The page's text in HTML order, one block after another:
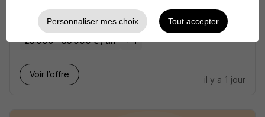
Vernaison - 69 Intérim
Temps partiel
25 000 - 35 000 € / an
+ 1
Voir l’offre
il y a 1 jour
Personnaliser mes choix Tout accepter